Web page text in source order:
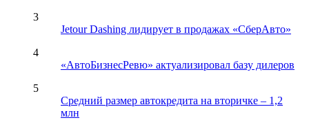
3
Jetour Dashing лидирует в продажах «СберАвто»
4
«АвтоБизнесРевю» актуализировал базу дилеров
5
Средний размер автокредита на вторичке – 1,2
млн